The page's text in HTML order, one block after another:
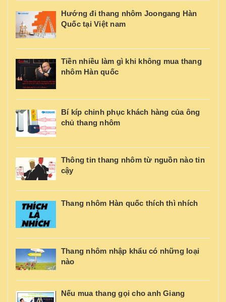
Hướng đi thang nhôm Joongang Hàn
Quốc tại Việt nam
Tiền nhiều làm gì khi không mua thang
nhôm Hàn quốc
Bí kíp chinh phục khách hàng của ông
chủ thang nhôm
Thông tin thang nhôm từ nguồn nào tin
cậy
Thang nhôm Hàn quốc thích thì nhích
Thang nhôm nhập khẩu có những loại
nào
Nếu mua thang gọi cho anh Giang